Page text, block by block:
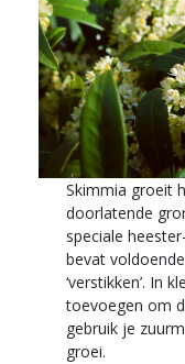
Skimmia groeit
doorlatende
speciale
bevat
‘verstikken’. In
toevoegen om
gebruik je
groei.